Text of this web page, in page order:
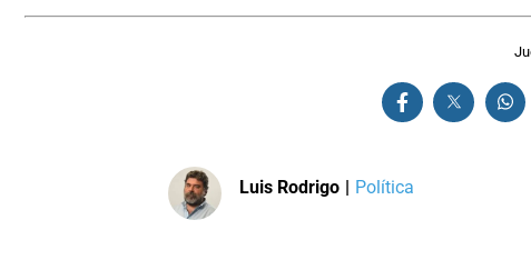
Luis Rodrigo | Política